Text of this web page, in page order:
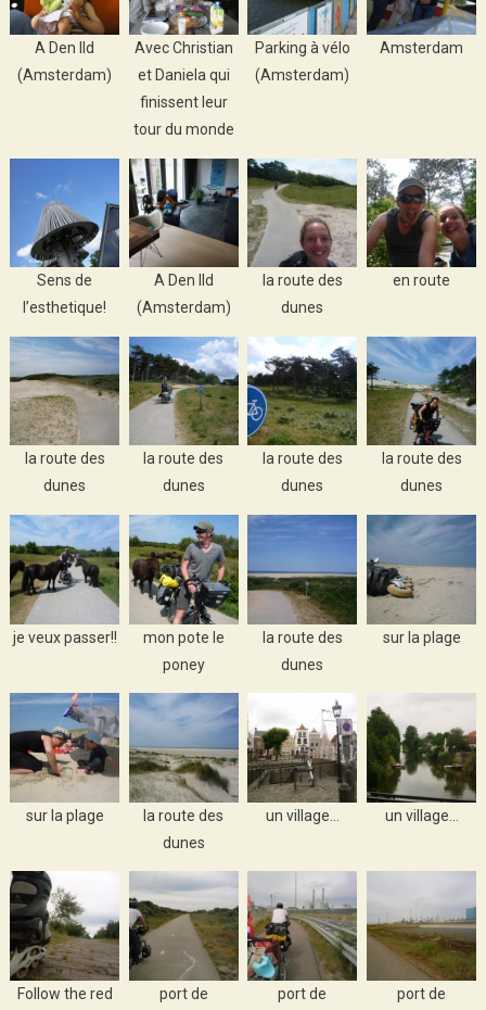
A Den Ild
(Amsterdam)
Avec Christian
et Daniela qui
finissent leur
tour du monde
Parking à vélo
(Amsterdam)
Amsterdam
Sens de
l’esthetique!
A Den Ild
(Amsterdam)
la route des
dunes
en route
la route des
dunes
la route des
dunes
la route des
dunes
la route des
dunes
je veux passer!!
mon pote le
poney
la route des
dunes
sur la plage
sur la plage
la route des
dunes
un village… un village…
Follow the red
port de
port de
port de